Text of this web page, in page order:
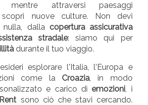
mentre attraversi paesaggi
nuove culture. Non devi
nulla, dalla copertura assicurativa
stradale: siamo qui per
durante il tuo viaggio.
esplorare l'Italia, l'Europa e
come la Croazia, in modo
e carico di emozioni, i
sono ciò che stavi cercando.